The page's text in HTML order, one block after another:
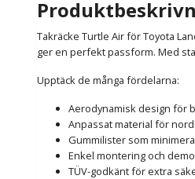
Takräcke Turtle Air för Toyota
ger en perfekt passform. Med
Upptäck de många fördelarna:
Aerodynamisk design för
Anpassat material för
Gummilister som
Enkel montering och
TÜV-godkänt för extra